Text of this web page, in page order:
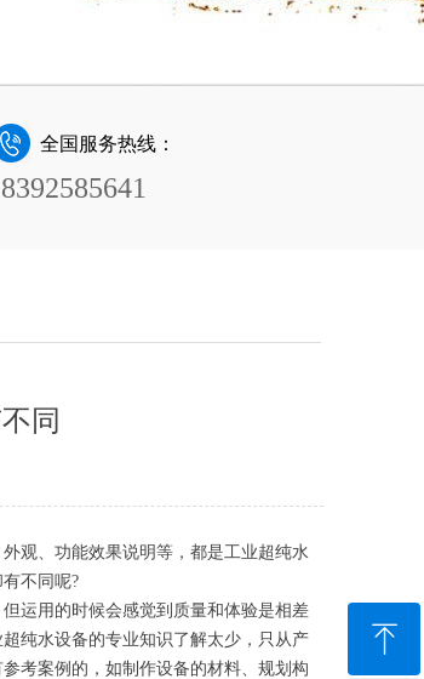
全国服务热线：
同
观、功能效果说明等，都是工业超纯水
却有不同呢?
运用的时候会感觉到质量和体验是相差
纯水设备的专业知识了解太少，只从产
考案例的，如制作设备的材料、规划构
ꁸ